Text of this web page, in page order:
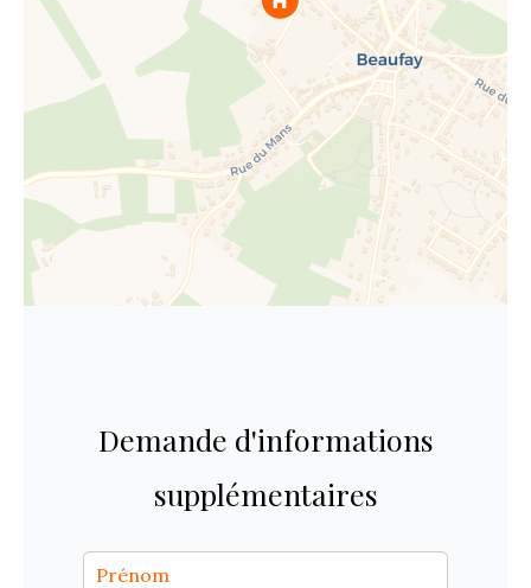
Demande d'informations
supplémentaires